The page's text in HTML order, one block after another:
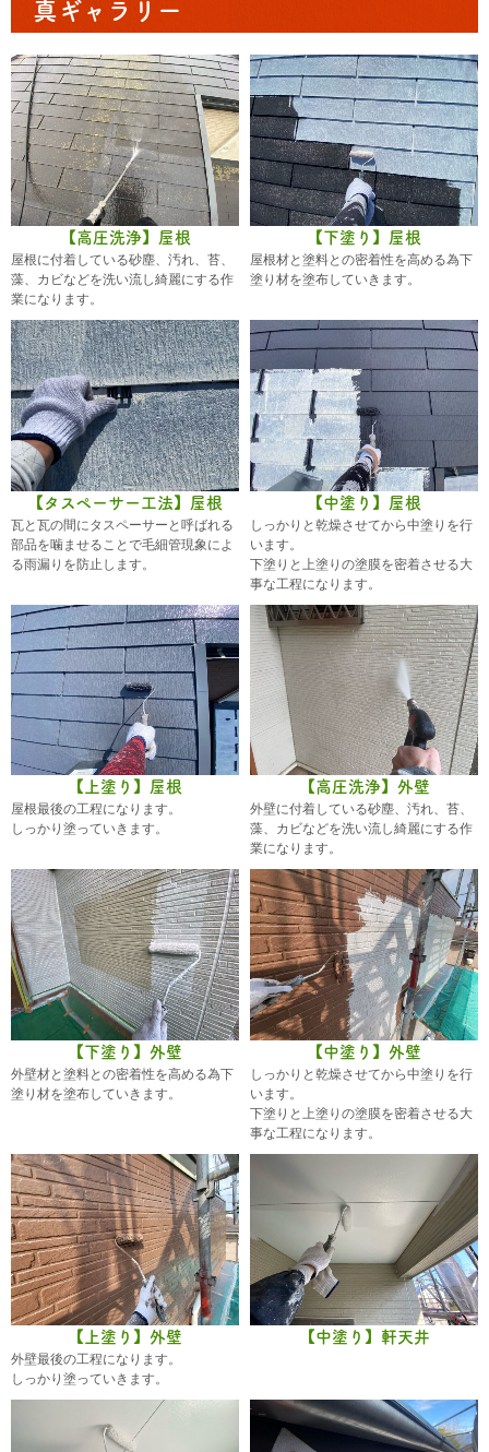
真ギャラリー
【高圧洗浄】屋根
屋根に付着している砂塵、汚れ、苔、
藻、カビなどを洗い流し綺麗にする作
業になります。
【下塗り】屋根
屋根材と塗料との密着性を高める為下
塗り材を塗布していきます。
【タスペーサー工法】屋根
瓦と瓦の間にタスペーサーと呼ばれる
部品を噛ませることで毛細管現象によ
る雨漏りを防止します。
【中塗り】屋根
しっかりと乾燥させてから中塗りを行
います。
下塗りと上塗りの塗膜を密着させる大
事な工程になります。
【上塗り】屋根
屋根最後の工程になります。
しっかり塗っていきます。
【高圧洗浄】外壁
外壁に付着している砂塵、汚れ、苔、
藻、カビなどを洗い流し綺麗にする作
業になります。
【下塗り】外壁
外壁材と塗料との密着性を高める為下
塗り材を塗布していきます。
【中塗り】外壁
しっかりと乾燥させてから中塗りを行
います。
下塗りと上塗りの塗膜を密着させる大
事な工程になります。
【上塗り】外壁
外壁最後の工程になります。
しっかり塗っていきます。
【中塗り】軒天井